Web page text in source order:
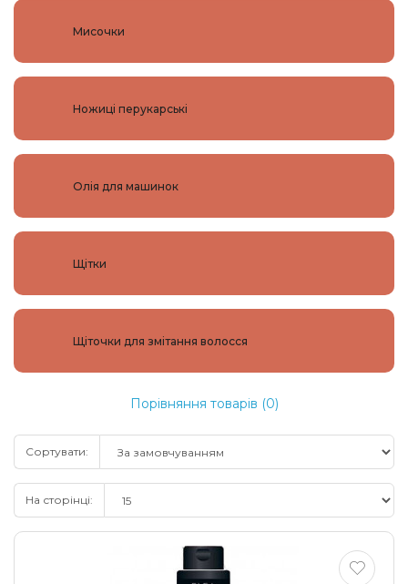
Мисочки
Ножиці перукарські
Олія для машинок
Щітки
Щіточки для змітання волосся
Порівняння товарів (0)
Сортувати:
На сторінці: